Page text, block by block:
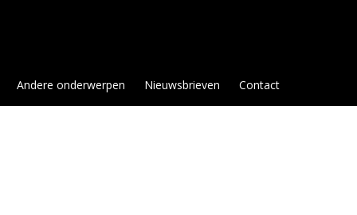
Andere onderwerpen Nieuwsbrieven Contact